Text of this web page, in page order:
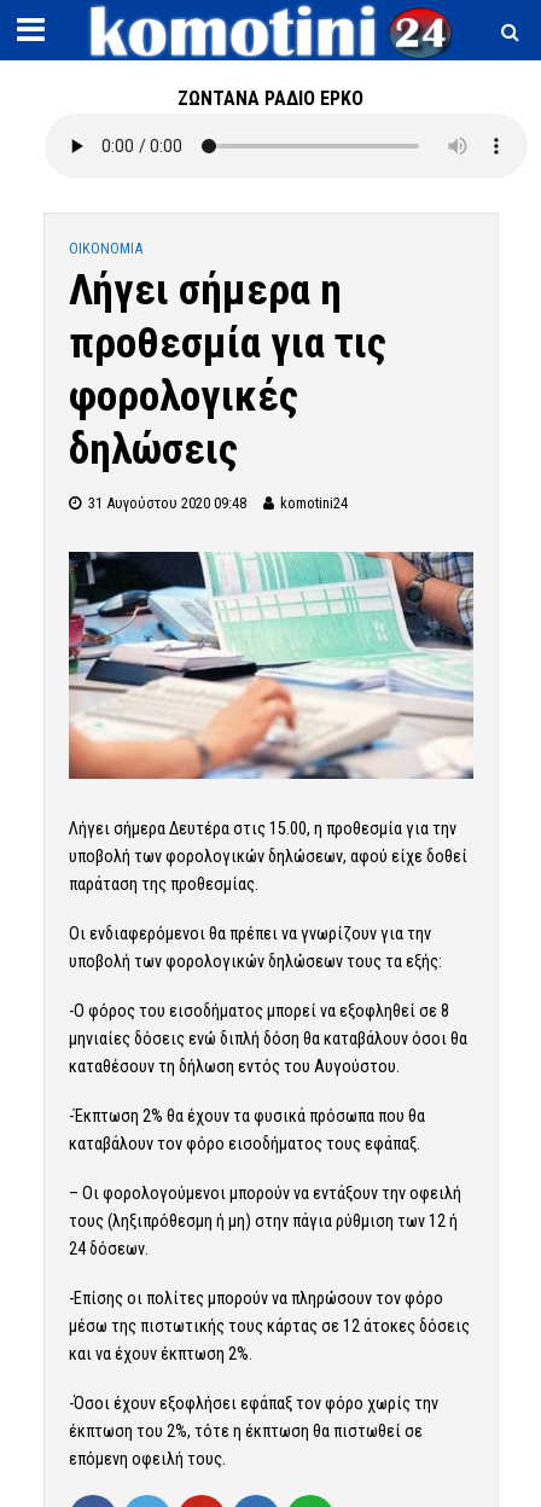
ΖΩΝΤΑΝΑ ΡΑΔΙΟ ΕΡΚΟ
OIKONOMIA
Λήγει σήμερα η
προθεσμία για τις
φορολογικές
δηλώσεις
31 Αυγούστου 2020 09:48 komotini24
Λήγει σήμερα Δευτέρα στις 15.00, η προθεσμία για την
υποβολή τωνφορολογικών δηλώσεων, αφού είχε δοθεί
παράταση της προθεσμίας.
Οι ενδιαφερόμενοι θα πρέπει να γνωρίζουν για την
υποβολή των φορολογικών δηλώσεων τους τα εξής:
-Ο φόρος του εισοδήματος μπορεί να εξοφληθεί σε 8
μηνιαίες δόσεις ενώ διπλή δόση θα καταβάλουν όσοι θα
καταθέσουν τη δήλωση εντός του Αυγούστου.
-Έκπτωση 2% θα έχουν τα φυσικά πρόσωπα που θα
καταβάλουν τον φόρο εισοδήματος τους εφάπαξ.
– Οι φορολογούμενοι μπορούν να εντάξουν την οφειλή
τους (ληξιπρόθεσμη ή μη) στην πάγια ρύθμιση των 12 ή
24 δόσεων.
-Επίσης οι πολίτες μπορούν να πληρώσουν τον φόρο
μέσω της πιστωτικής τους κάρτας σε 12 άτοκες δόσεις
και να έχουν έκπτωση 2%.
-Όσοι έχουν εξοφλήσει εφάπαξ τον φόρο χωρίς την
έκπτωση του 2%, τότε η έκπτωση θα πιστωθεί σε
επόμενη οφειλή τους.